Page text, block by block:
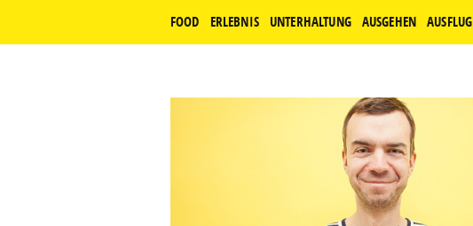
FOOD ERLEBNIS UNTERHALTUNG AUSGEHEN AUSFLUG